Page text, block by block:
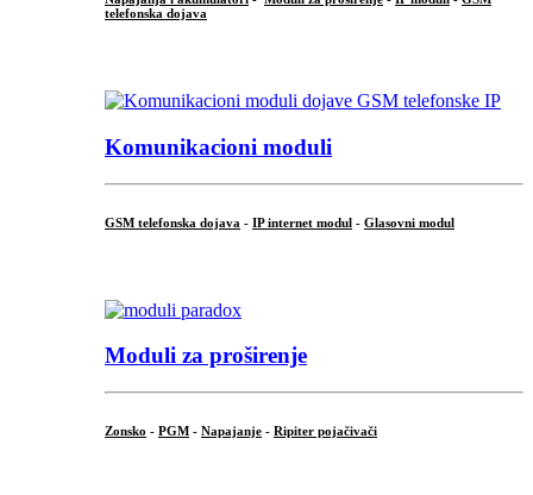
telefonska dojava
Komunikacioni moduli
GSM telefonska dojava - IP internet modul - Glasovni modul
Moduli za proširenje
Zonsko - PGM - Napajanje - Ripiter pojačivači